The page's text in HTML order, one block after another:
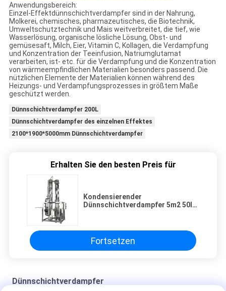
Anwendungsbereich:
Einzel-Effektdünnschichtverdampfer sind in der Nahrung,
Molkerei, chemisches, pharmazeutisches, die Biotechnik,
Umweltschutztechnik und Mais weitverbreitet, die tief, wie
Wasserlösung, organische lösliche Lösung, Obst- und
gemüsesaft, Milch, Eier, Vitamin C, Kollagen, die Verdampfung
und Konzentration der Teeinfusion, Natriumglutamat
verarbeiten, ist- etc. für die Verdampfung und die Konzentration
von wärmeempfindlichen Materialien besonders passend. Die
nützlichen Elemente der Materialien können während des
Heizungs- und Verdampfungsprozesses in größtem Maße
geschützt werden.
Dünnschichtverdampfer 200L
Dünnschichtverdampfer des einzelnen Effektes
2100*1900*5000mm Dünnschichtverdampfer
Erhalten Sie den besten Preis für
Kondensierender
Dünnschichtverdampfer 5m2 50l
Fortsetzen
Dünnschichtverdampfer